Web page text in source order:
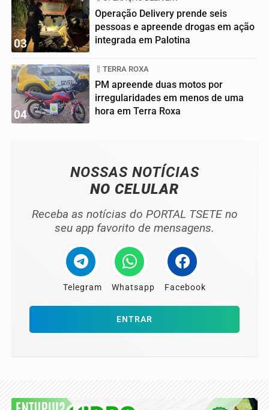
03
Operação Delivery prende seis
pessoas e apreende drogas em ação
integrada em Palotina
04
TERRA ROXA
PM apreende duas motos por
irregularidades em menos de uma
hora em Terra Roxa
NOSSAS NOTÍCIAS
NO CELULAR
Receba as notícias do PORTAL TSETE no
seu app favorito de mensagens.
Telegram Whatsapp Facebook
ENTRAR